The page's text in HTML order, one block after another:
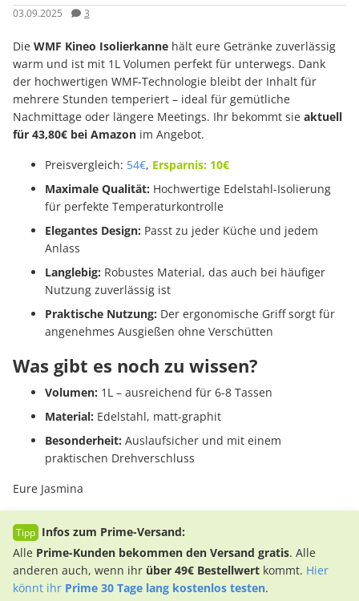
03.09.2025 3
Die WMF Kineo Isolierkanne hält eure Getränke zuverlässig
warm und ist mit 1L Volumen perfekt für unterwegs. Dank
der hochwertigen WMF-Technologie bleibt der Inhalt für
mehrere Stunden temperiert – ideal für gemütliche
Nachmittage oder längere Meetings. Ihr bekommt sie aktuell
für 43,80€ bei Amazon im Angebot.
Preisvergleich: 54€, Ersparnis: 10€
Maximale Qualität: Hochwertige Edelstahl-Isolierung
für perfekte Temperaturkontrolle
Elegantes Design: Passt zu jeder Küche und jedem
Anlass
Langlebig: Robustes Material, das auch bei häufiger
Nutzung zuverlässig ist
Praktische Nutzung: Der ergonomische Griff sorgt für
angenehmes Ausgießen ohne Verschütten
Was gibt es noch zu wissen?
Volumen: 1L – ausreichend für 6-8 Tassen
Material: Edelstahl, matt-graphit
Besonderheit: Auslaufsicher und mit einem
praktischen Drehverschluss
Eure Jasmina
Infos zum Prime-Versand:
Alle Prime-Kunden bekommen den Versand gratis. Alle
anderen auch, wenn ihr über 49€ Bestellwert kommt. Hier
könnt ihr Prime 30 Tage lang kostenlos testen.